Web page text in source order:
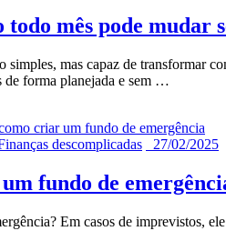
mês pode mudar
mas capaz de transformar
forma planejada e sem …
descomplicadas 27/02/2025
fundo de
Em casos de imprevistos,